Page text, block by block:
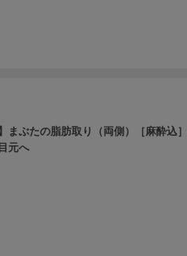
まぶたの脂肪取り（両側）［麻酔込
元へ